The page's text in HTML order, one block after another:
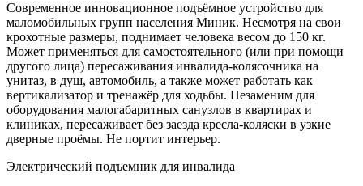
Современное инновационное подъёмное устройство для
маломобильных групп населения Миник. Несмотря на свои
крохотные размеры, поднимает человека весом до 150 кг.
Может применяться для самостоятельного (или при помощи
другого лица) пересаживания инвалида-колясочника на
унитаз, в душ, автомобиль, а также может работать как
вертикализатор и тренажёр для ходьбы. Незаменим для
оборудования малогабаритных санузлов в квартирах и
клиниках, пересаживает без заезда кресла-коляски в узкие
дверные проёмы. Не портит интерьер.
Электрический подъемник для инвалида